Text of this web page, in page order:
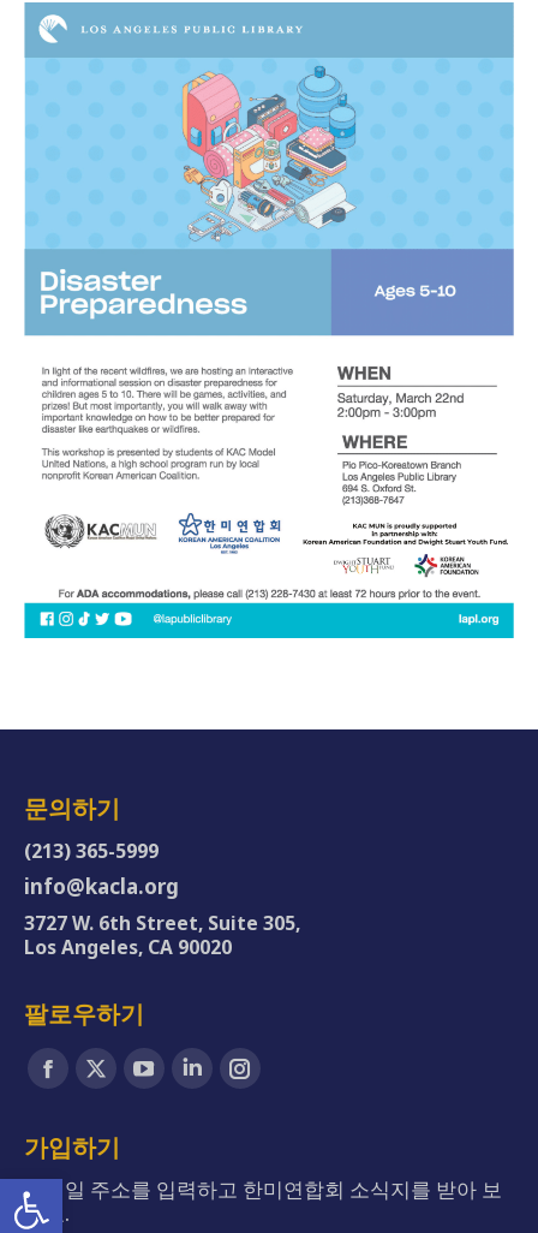
Open toolbar
문의하기
(213) 365-5999
info@kacla.org
3727 W. 6th Street, Suite 305,
Los Angeles, CA 90020
팔로우하기
Find us on:
Facebook
opens
in
new
X
opens
new
YouTube
in
new
Linkedin
in
new
Instagram
in
new
가입하기
이메일 주소를 입력하고 한미연합회 소식지를 받아 보
세요.